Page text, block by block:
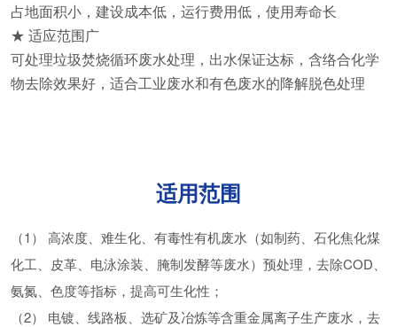
占地面积小，建设成本低，运行费用低，使用寿命长
★ 适应范围广
可处理垃圾焚烧循环废水处理，出水保证达标，含络合化学
物去除效果好，适合工业废水和有色废水的降解脱色处理
适用范围
（1） 高浓度、难生化、有毒性有机废水（如制药、石化焦化煤
化工、皮革、电泳涂装、腌制发酵等废水）预处理，去除COD、
氨氮、色度等指标，提高可生化性；
（2） 电镀、线路板、选矿及冶炼等含重金属离子生产废水，去